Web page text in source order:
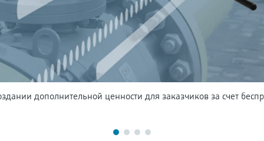
дополнительной ценности для заказчиков за счет